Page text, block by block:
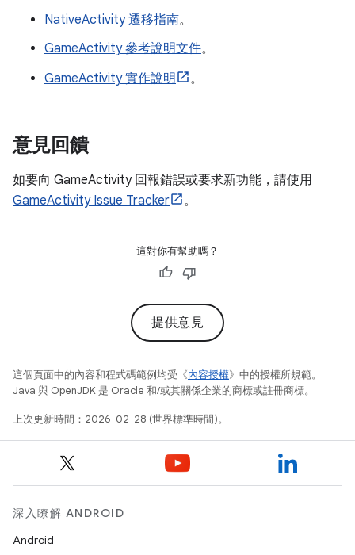
NativeActivity 遷移指南。
GameActivity 參考說明文件。
GameActivity 實作說明
。
意見回饋
如要向 GameActivity 回報錯誤或要求新功能，請使用
GameActivity Issue Tracker
。
這對你有幫助嗎？
提供意見
這個頁面中的內容和程式碼範例均受《內容授權》中的授權所規範。
Java 與 OpenJDK 是 Oracle 和/或其關係企業的商標或註冊商標。
上次更新時間：2026-02-28 (世界標準時間)。
深入瞭解 ANDROID
Android